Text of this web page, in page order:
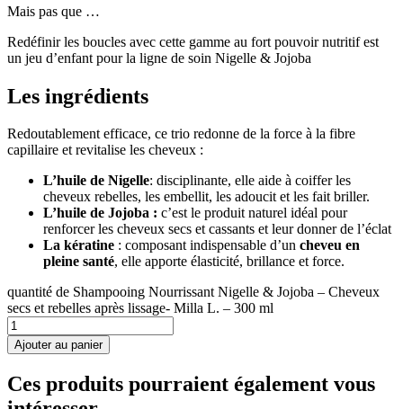
Mais pas que …
Redéfinir les boucles avec cette gamme au fort pouvoir nutritif est
un jeu d’enfant pour la ligne de soin Nigelle & Jojoba
Les ingrédients
Redoutablement efficace, ce trio redonne de la force à la fibre
capillaire et revitalise les cheveux :
L’huile de Nigelle: disciplinante, elle aide à coiffer les
cheveux rebelles, les embellit, les adoucit et les fait briller.
L’huile de Jojoba : c’est le produit naturel idéal pour
renforcer les cheveux secs et cassants et leur donner de l’éclat
La kératine : composant indispensable d’un cheveu en
pleine santé, elle apporte élasticité, brillance et force.
quantité de Shampooing Nourrissant Nigelle & Jojoba – Cheveux
secs et rebelles après lissage- Milla L. – 300 ml
Ajouter au panier
Ces produits pourraient également vous